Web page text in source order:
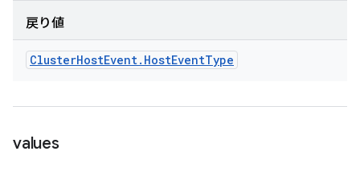
戻り値
ClusterHostEvent. HostEventType
values